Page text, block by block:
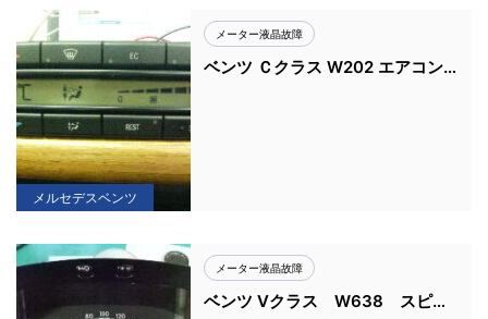
メルセデスベンツ
メーター液晶故障
ベンツ Ｃクラス W202 エアコン
メーター液晶故障
ベンツ Vクラス W638 スピー